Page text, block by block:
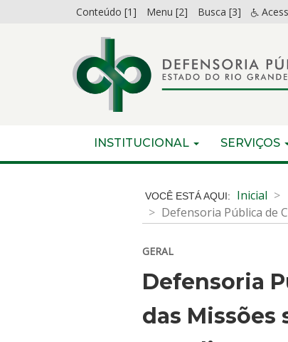
para
Conteúdo [1] Menu [2] Busca [3]
do
menu
INICIAL
INSTITUCIONAL SERVIÇOS
Inicial
Defensoria Pública de
GERAL
Defensoria
das Missões